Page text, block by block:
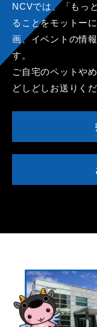
NCVでは、「もっ
ることをモットー
画、イベントの情
す。
ご自宅のペットや
どしどしお送りくだ